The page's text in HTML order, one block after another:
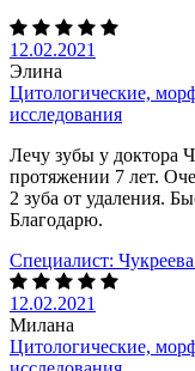
12.02.2021
Элина
Цитологические,
исследования
Лечу зубы у доктора
протяжении 7 лет.
2 зуба от удаления.
Благодарю.
Специалист:
12.02.2021
Милана
Цитологические,